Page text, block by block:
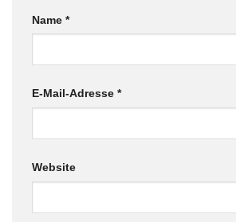
Name *
E-Mail-Adresse *
Website